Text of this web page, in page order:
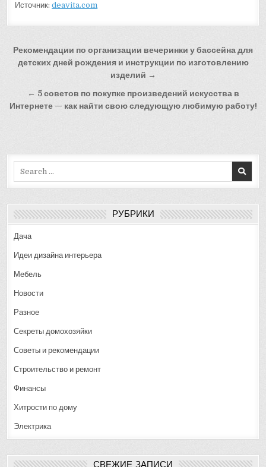
Источник:deavita.com
Навигация
по
записям
Рекомендации по организации вечеринки у бассейна для
детских дней рождения и инструкции по изготовлению
изделий →
← 5 советов по покупке произведений искусства в
Интернете — как найти свою следующую любимую работу!
РУБРИКИ
Дача
Идеи дизайна интерьера
Мебель
Новости
Разное
Секреты домохозяйки
Советы и рекомендации
Строительство и ремонт
Финансы
Хитрости по дому
Электрика